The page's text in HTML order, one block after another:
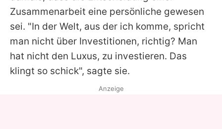
Zusammenarbeit eine persönliche gewesen
sei. "In der Welt, aus der ich komme, spricht
man nicht über Investitionen, richtig? Man
hat nicht den Luxus, zu investieren. Das
klingt so schick", sagte sie.
Anzeige